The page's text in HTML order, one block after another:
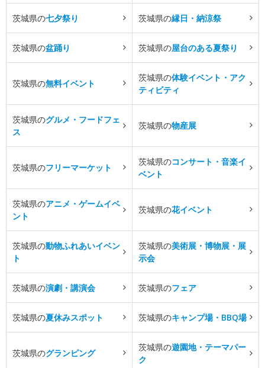
茨城県の七夕祭り 茨城県の縁日・納涼祭
茨城県の盆踊り 茨城県の屋台のある夏祭り
茨城県の無料イベント
茨城県の体験イベント・アク
ティビティ
茨城県のグルメ・フードフェ
ス
茨城県の物産展
茨城県のフリーマーケット
茨城県のコンサート・音楽イ
ベント
茨城県のアニメ・ゲームイベ
ント
茨城県の花イベント
茨城県の動物ふれあいイベン
ト
茨城県の美術展・博物展・展
示会
茨城県の演劇・講演会 茨城県のフェア
茨城県の夏休みスポット 茨城県のキャンプ場・BBQ場
茨城県のグランピング
茨城県の遊園地・テーマパー
ク